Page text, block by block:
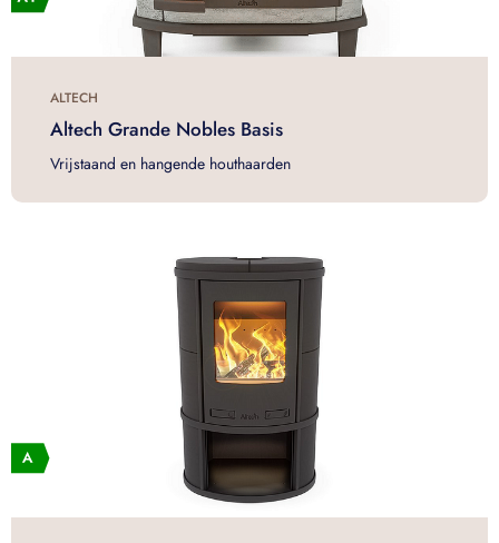
ALTECH
Altech Grande Nobles Basis
Vrijstaand en hangende houthaarden